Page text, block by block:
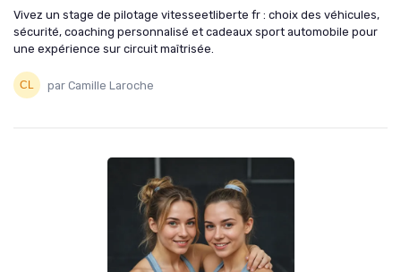
Vivez un stage de pilotage vitesseetliberte fr : choix des véhicules,
sécurité, coaching personnalisé et cadeaux sport automobile pour
une expérience sur circuit maîtrisée.
par Camille Laroche